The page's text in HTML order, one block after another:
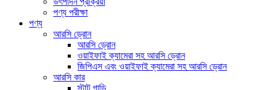
পণ্য পরীক্ষা
পণ্য
আরসি ড্রোন
আরসি ড্রোন
ওয়াইফাই ক্যামেরা সহ আরসি ড্রোন
জিপিএস এবং ওয়াইফাই ক্যামেরা সহ আরসি ড্রোন
আরসি কার
স্টান্ট গাড়ি